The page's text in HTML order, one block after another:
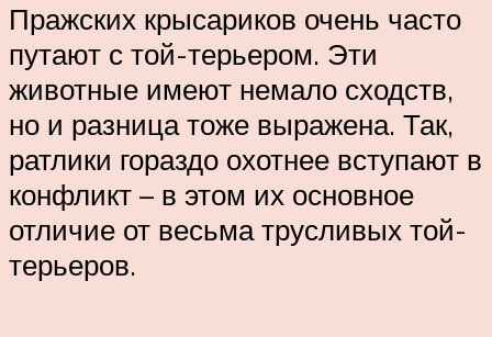
Пражских крысариков очень часто
путают с той-терьером. Эти
животные имеют немало сходств,
но и разница тоже выражена. Так,
ратлики гораздо охотнее вступают в
конфликт – в этом их основное
отличие от весьма трусливых той-
терьеров.